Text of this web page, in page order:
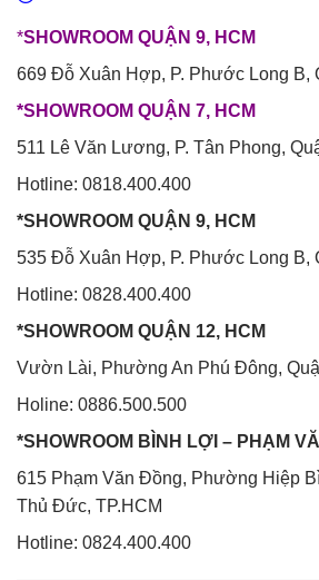
*SHOWROOM QUẬN 9, HCM
669 Đỗ Xuân Hợp, P. Phước Long B,
*SHOWROOM QUẬN 7, HCM
511 Lê Văn Lương, P. Tân Phong,
Hotline: 0818.400.400
*SHOWROOM QUẬN 9, HCM
535 Đỗ Xuân Hợp, P. Phước Long B,
Hotline: 0828.400.400
*SHOWROOM QUẬN 12, HCM
Vườn Lài, Phường An Phú Đông,
Holine: 0886.500.500
*SHOWROOM BÌNH LỢI – PHẠM
615 Phạm Văn Đồng, Phường Hiệp
Thủ Đức, TP.HCM
Hotline: 0824.400.400